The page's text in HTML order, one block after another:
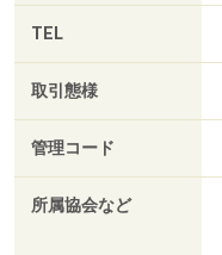
TEL
取引態様
管理コード
所属協会など